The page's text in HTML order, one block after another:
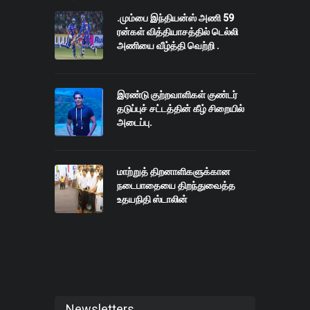
.மும்பை இந்தியன்ஸ் அணி 59
ரன்கள் வித்தியாசத்தில் டெல்லி
அணியை வீழ்த்தி வெற்றி .
இரண்டு குற்றவாளிகள் குண்டர்
தடுப்புச் சட்டத்தின் கீழ் சிறையில்
அடைப்பு.
மாற்றுத் திறனாளிகளுக்கான
நடைபாதையை திறந்துவைத்த
உதயநிதி ஸ்டாலின்